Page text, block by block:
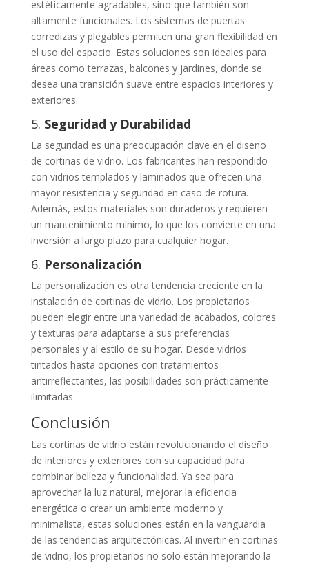
estéticamente agradables, sino que también son
altamente funcionales. Los sistemas de puertas
corredizas y plegables permiten una gran flexibilidad en
el uso del espacio. Estas soluciones son ideales para
áreas como terrazas, balcones y jardines, donde se
desea una transición suave entre espacios interiores y
exteriores.
5. Seguridad y Durabilidad
La seguridad es una preocupación clave en el diseño
de cortinas de vidrio. Los fabricantes han respondido
con vidrios templados y laminados que ofrecen una
mayor resistencia y seguridad en caso de rotura.
Además, estos materiales son duraderos y requieren
un mantenimiento mínimo, lo que los convierte en una
inversión a largo plazo para cualquier hogar.
6. Personalización
La personalización es otra tendencia creciente en la
instalación de cortinas de vidrio. Los propietarios
pueden elegir entre una variedad de acabados, colores
y texturas para adaptarse a sus preferencias
personales y al estilo de su hogar. Desde vidrios
tintados hasta opciones con tratamientos
antirreflectantes, las posibilidades son prácticamente
ilimitadas.
Conclusión
Las cortinas de vidrio están revolucionando el diseño
de interiores y exteriores con su capacidad para
combinar belleza y funcionalidad. Ya sea para
aprovechar la luz natural, mejorar la eficiencia
energética o crear un ambiente moderno y
minimalista, estas soluciones están en la vanguardia
de las tendencias arquitectónicas. Al invertir en cortinas
de vidrio, los propietarios no solo están mejorando la